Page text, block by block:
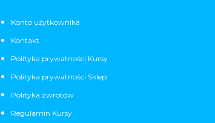
Konto użytkownika
Kontakt
Polityka prywatności Kursy
Polityka prywatności Sklep
Polityka zwrotów
Regulamin Kursy